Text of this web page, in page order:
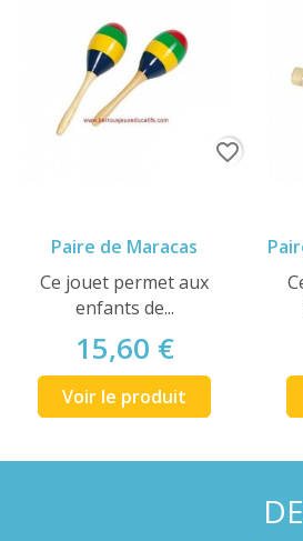
Paire de Maracas
Ce jouet permet aux
enfants de...
15,60 €
Voir le produit
favorite_border